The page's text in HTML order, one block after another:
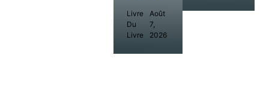
Livre
Du
Livre
Août
7,
2026